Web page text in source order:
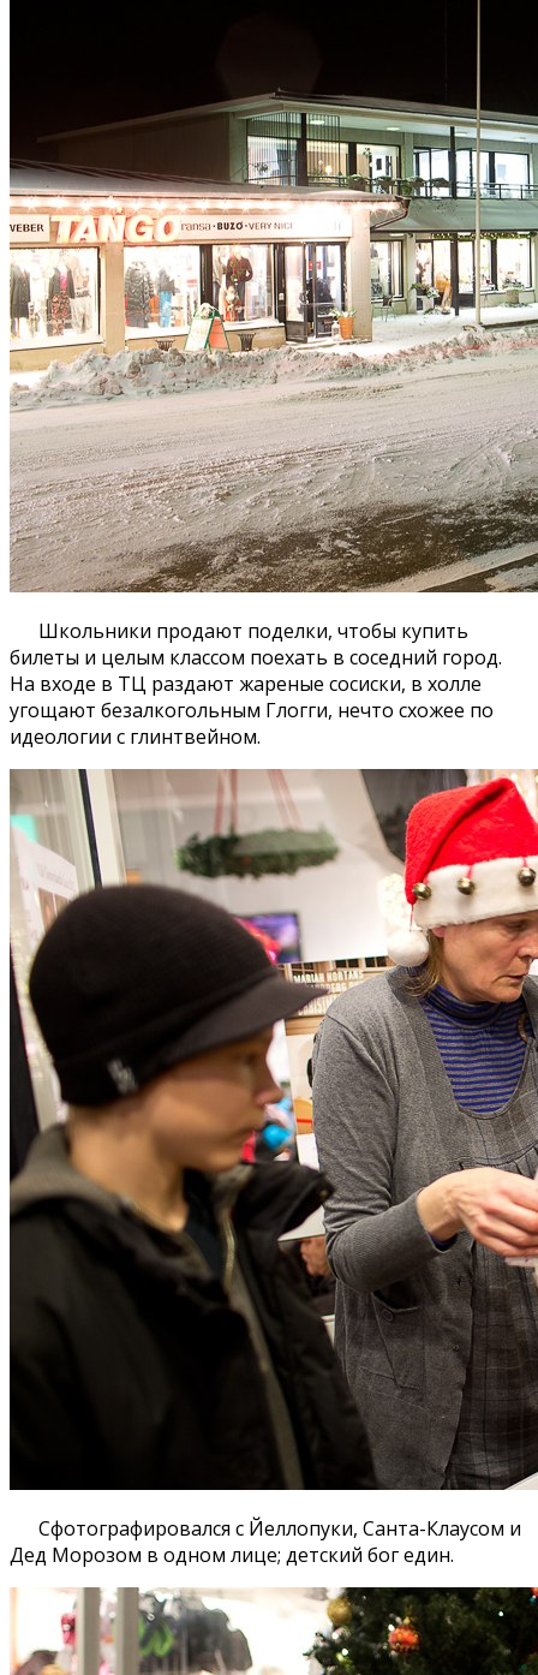
Школьники продают поделки, чтобы купить
билеты и целым классом поехать в соседний город.
На входе в ТЦ раздают жареные сосиски, в холле
угощают безалкогольным Глогги, нечто схожее по
идеологии с глинтвейном.
Сфотографировался с Йеллопуки, Санта-Клаусом и
Дед Морозом в одном лице; детский бог един.